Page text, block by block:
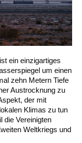
ein einzigartiges
um einen
zehn Metern Tiefe
Austrocknung zu
der mit
Klimas zu tun
die Vereinigten
Weltkriegs und